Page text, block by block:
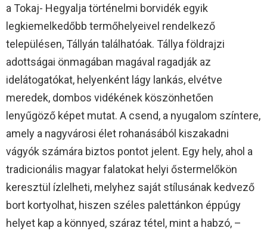
a Tokaj- Hegyalja történelmi borvidék egyik
legkiemelkedőbb termőhelyeivel rendelkező
településen, Tállyán találhatóak. Tállya földrajzi
adottságai önmagában magával ragadják az
idelátogatókat, helyenként lágy lankás, elvétve
meredek, dombos vidékének köszönhetően
lenyűgöző képet mutat. A csend, a nyugalom színtere,
amely a nagyvárosi élet rohanásából kiszakadni
vágyók számára biztos pontot jelent. Egy hely, ahol a
tradicionális magyar falatokat helyi őstermelőkön
keresztül ízlelheti, melyhez saját stílusának kedvező
bort kortyolhat, hiszen széles palettánkon éppúgy
helyet kap a könnyed, száraz tétel, mint a habzó, –